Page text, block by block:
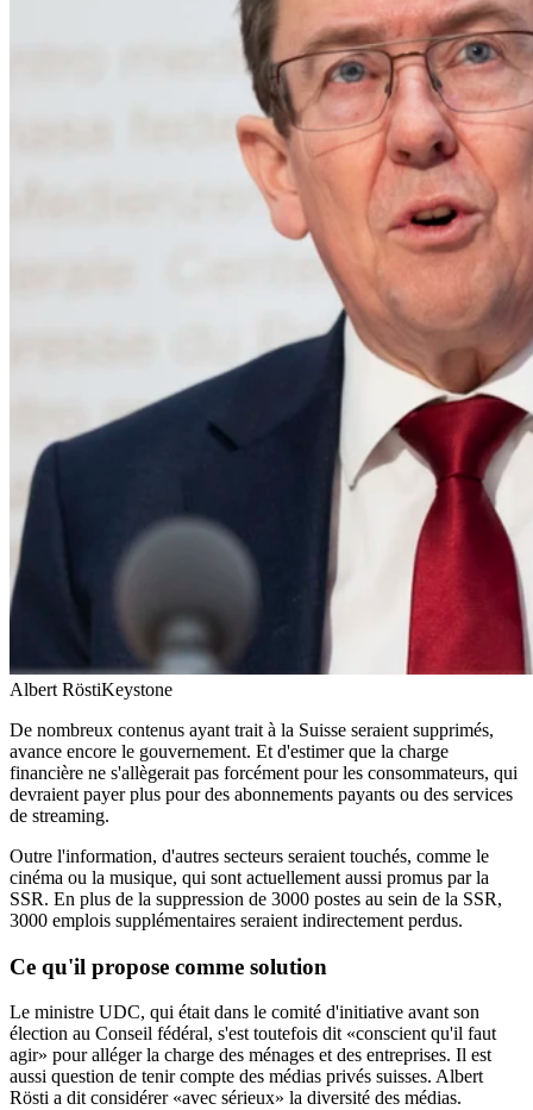
Albert RöstiKeystone
De nombreux contenus ayant trait à la Suisse seraient supprimés,
avance encore le gouvernement. Et d'estimer que la charge
financière ne s'allègerait pas forcément pour les consommateurs, qui
devraient payer plus pour des abonnements payants ou des services
de streaming.
Outre l'information, d'autres secteurs seraient touchés, comme le
cinéma ou la musique, qui sont actuellement aussi promus par la
SSR. En plus de la suppression de 3000 postes au sein de la SSR,
3000 emplois supplémentaires seraient indirectement perdus.
Ce qu'il propose comme solution
Le ministre UDC, qui était dans le comité d'initiative avant son
élection au Conseil fédéral, s'est toutefois dit «conscient qu'il faut
agir» pour alléger la charge des ménages et des entreprises. Il est
aussi question de tenir compte des médias privés suisses. Albert
Rösti a dit considérer «avec sérieux» la diversité des médias.